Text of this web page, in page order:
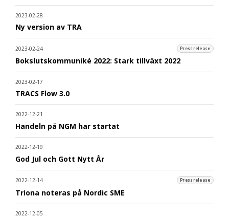
2023-02-28
Ny version av TRA
2023-02-24 Pressrelease
Bokslutskommuniké 2022: Stark tillväxt 2022
2023-02-17
TRACS Flow 3.0
2022-12-21
Handeln på NGM har startat
2022-12-19
God Jul och Gott Nytt År
2022-12-14 Pressrelease
Triona noteras på Nordic SME
2022-12-05